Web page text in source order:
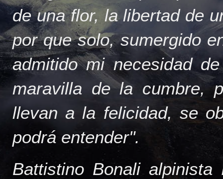
de una flor, la libertad de
por que solo, sumergido
admitido mi necesidad
maravilla de la cumbre,
llevan a la felicidad, se
podrá entender".
Battistino Bonali